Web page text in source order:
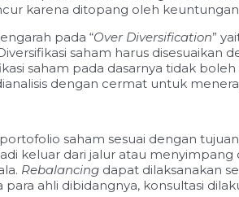
karena ditopang oleh
pada “Over Diversification”
saham harus disesuaikan
saham pada dasarnya tidak
dengan cermat untuk
saham sesuai dengan
keluar dari jalur atau
Rebalancing dapat dilaksanakan
ahli dibidangnya, konsultasi